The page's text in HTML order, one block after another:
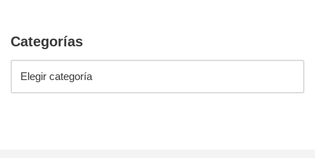
Categorías